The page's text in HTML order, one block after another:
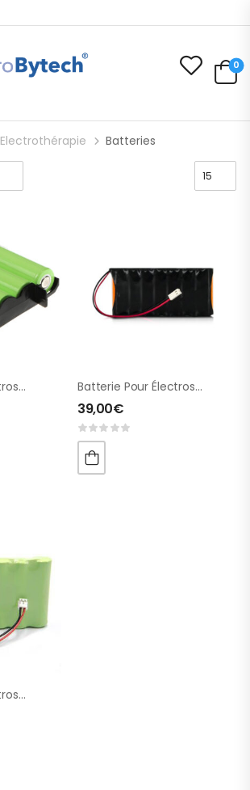
0
Electrothérapie Batteries
Batterie Pour Électrostimulateurs Batterie Pour Électrostimulateurs
39,00€
Batterie Pour Électrostimulateurs 6 Cellules